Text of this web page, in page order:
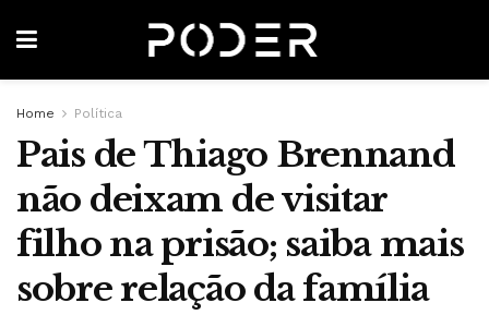
Home Política
Pais de Thiago Brennand
não deixam de visitar
filho na prisão; saiba mais
sobre relação da família